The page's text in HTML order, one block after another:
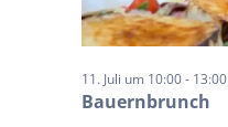
Bauernbrunch
11. Juli um 10:00- 13:00